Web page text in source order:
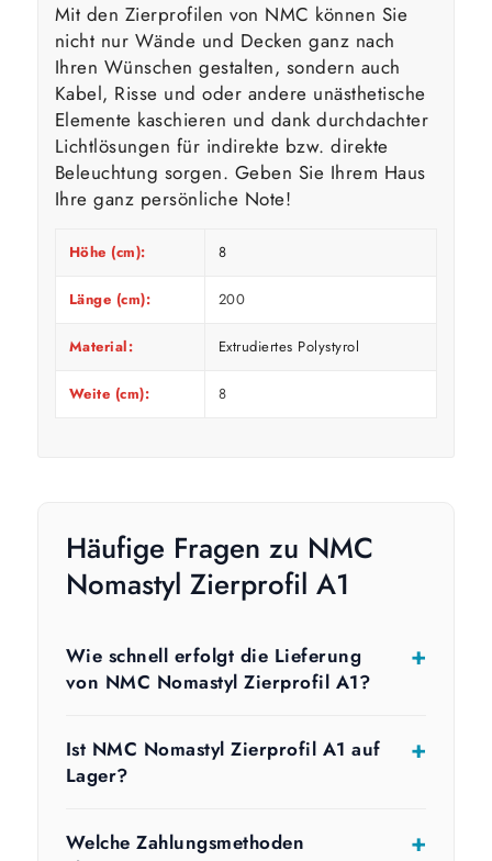
Mit den Zierprofilen von NMC können Sie
nicht nur Wände und Decken ganz nach
Ihren Wünschen gestalten, sondern auch
Kabel, Risse und oder andere unästhetische
Elemente kaschieren und dank durchdachter
Lichtlösungen für indirekte bzw. direkte
Beleuchtung sorgen. Geben Sie Ihrem Haus
Ihre ganz persönliche Note!
Höhe (cm): 8
Länge (cm): 200
Material: Extrudiertes Polystyrol
Weite (cm): 8
Häufige Fragen zu NMC
Nomastyl Zierprofil A1
Wie schnell erfolgt die Lieferung
von NMC Nomastyl Zierprofil A1?
Ist NMC Nomastyl Zierprofil A1 auf
Lager?
Welche Zahlungsmethoden